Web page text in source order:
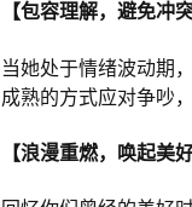
【包容理解，避免冲
当她处于情绪波动期
成熟的方式应对争吵
【浪漫重燃，唤起美